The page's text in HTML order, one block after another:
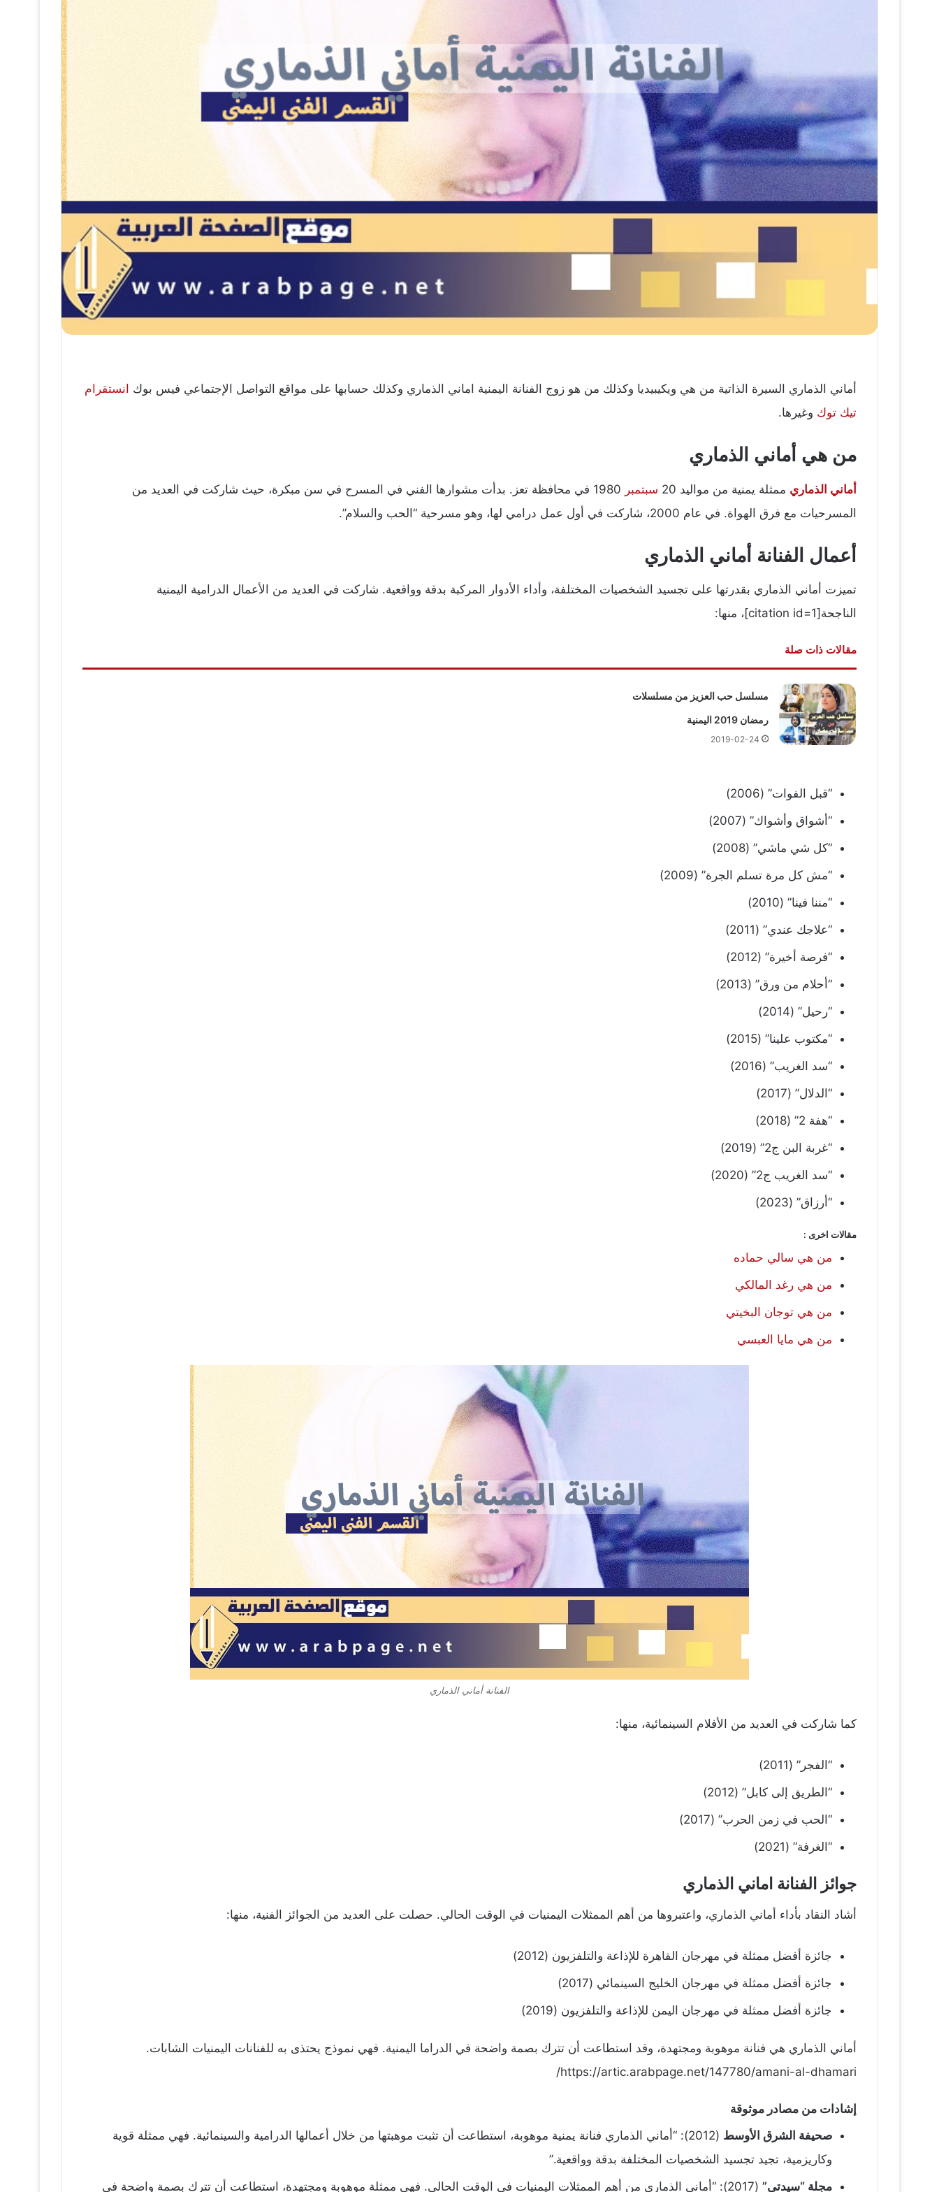
أماني الذماري السيرة الذاتية من هي ويكيبيديا وكذلك من هو زوج الفنانة اليمنية اماني الذماري وكذلك حسابها على مواقع التواصل الإجتماعي فيس بوك انستقرام
تيك توك وغيرها.
من هي أماني الذماري
أماني الذماري ممثلة يمنية من مواليد 20 سبتمبر
1980 في محافظة تعز. بدأت مشوارها الفني في المسرح في سن مبكرة، حيث شاركت في العديد من
المسرحيات مع فرق الهواة. في عام 2000، شاركت في أول عمل درامي لها، وهو مسرحية “الحب والسلام”.
أعمال الفنانة أماني الذماري
تميزت أماني الذماري بقدرتها على تجسيد الشخصيات المختلفة، وأداء الأدوار المركبة بدقة وواقعية. شاركت في العديد من الأعمال الدرامية اليمنية
الناجحة[citation id=1]، منها:
مقالات ذات صلة
مسلسل حب العزيز من مسلسلات
رمضان 2019 اليمنية
2019-02-24
“قبل الفوات” (2006)
“أشواق وأشواك” (2007)
“كل شي ماشي” (2008)
“مش كل مرة تسلم الجرة” (2009)
“مننا فينا” (2010)
“علاجك عندي” (2011)
“فرصة أخيرة” (2012)
“أحلام من ورق” (2013)
“رحيل” (2014)
“مكتوب علينا” (2015)
“سد الغريب” (2016)
“الدلال” (2017)
“هفة 2” (2018)
“غربة البن ج2” (2019)
“سد الغريب ج2” (2020)
“أرزاق” (2023)
مقالات اخرى :
من هي سالي حماده
من هي رغد المالكي
من هي توجان البخيتي
من هي مايا العبسي
الفنانة أماني الذماري
كما شاركت في العديد من الأفلام السينمائية، منها:
“الفجر” (2011)
“الطريق إلى كابل” (2012)
“الحب في زمن الحرب” (2017)
“الغرفة” (2021)
جوائز الفنانة اماني الذماري
أشاد النقاد بأداء أماني الذماري، واعتبروها من أهم الممثلات اليمنيات في الوقت الحالي. حصلت على العديد من الجوائز الفنية، منها:
جائزة أفضل ممثلة في مهرجان القاهرة للإذاعة والتلفزيون (2012)
جائزة أفضل ممثلة في مهرجان الخليج السينمائي (2017)
جائزة أفضل ممثلة في مهرجان اليمن للإذاعة والتلفزيون (2019)
أماني الذماري هي فنانة موهوبة ومجتهدة، وقد استطاعت أن تترك بصمة واضحة في الدراما اليمنية. فهي نموذج يحتذى به للفنانات اليمنيات الشابات.
https://artic.arabpage.net/147780/amani-al-dhamari/
إشادات من مصادر موثوقة
صحيفة الشرق الأوسط
(2012): “أماني الذماري فنانة يمنية موهوبة، استطاعت أن تثبت موهبتها من خلال أعمالها الدرامية والسينمائية. فهي ممثلة قوية
وكاريزمية، تجيد تجسيد الشخصيات المختلفة بدقة وواقعية.”
مجلة “سيدتي”
(2017): “أماني الذماري من أهم الممثلات اليمنيات في الوقت الحالي. فهي ممثلة موهوبة ومجتهدة، استطاعت أن تترك بصمة واضحة في